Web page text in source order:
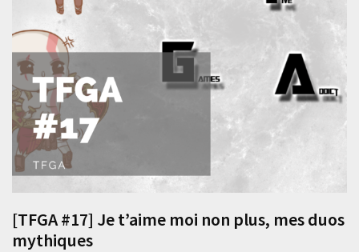
[TFGA #17] Je t’aime moi non plus, mes duos
mythiques